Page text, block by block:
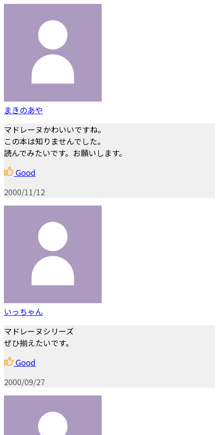
まきのあや
マドレーヌかわいいですね。
この本は知りませんでした。
読んでみたいです。お願いします。
Good
2000/11/12
いっちゃん
マドレーヌシリーズ
ぜひ揃えたいです。
Good
2000/09/27